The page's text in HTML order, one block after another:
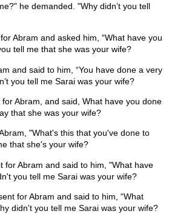
he demanded. "Why didn’t you tell
Abram and asked him, “What have you
tell me that she was your wife?
and said to him, “You have done a very
you tell me Sarai was your wife?
Abram, and said, What have you done
that she was your wife?
"What's this that you've done to
that she's your wife?
for Abram and said to him, "What have
you tell me Sarai was your wife?
for Abram and said to him, “What
didn't you tell me Sarai was your wife?